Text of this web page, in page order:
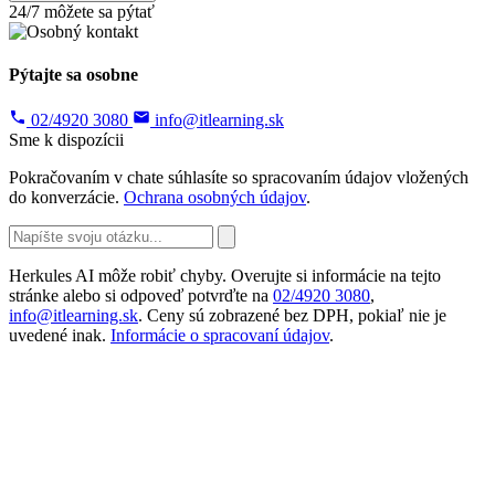
24/7 môžete sa pýtať
Pýtajte sa osobne
02/4920 3080
info@itlearning.sk
Sme k dispozícii
Pokračovaním v chate súhlasíte so spracovaním údajov vložených
do konverzácie. Ochrana osobných údajov.
Herkules AI môže robiť chyby. Overujte si informácie na tejto
stránke alebo si odpoveď potvrďte na 02/4920 3080,
info@itlearning.sk. Ceny sú zobrazené bez DPH, pokiaľ nie je
uvedené inak. Informácie o spracovaní údajov.